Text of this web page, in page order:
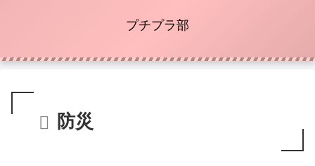
プチプラ部
防災